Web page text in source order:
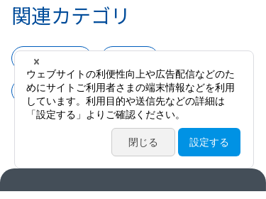
関連カテゴリ
手術器具
P-H型有鈎鑷子